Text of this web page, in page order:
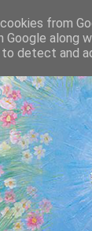
from
Google along
detect and